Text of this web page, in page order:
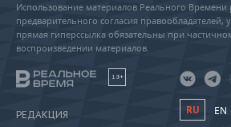
Использование материалов Реального Времени
предварительного согласия правообладателей,
прямая гиперссылка обязательны при
воспроизведении материалов.
18+
РЕДАКЦИЯ
RU EN